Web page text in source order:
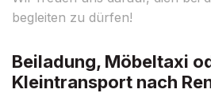
begleiten zu dürfen!
Beiladung, Möbeltaxi
Kleintransport nach